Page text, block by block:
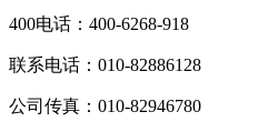
400电话： 400-6268-918
联系电话： 010-82886128
公司传真： 010-82946780